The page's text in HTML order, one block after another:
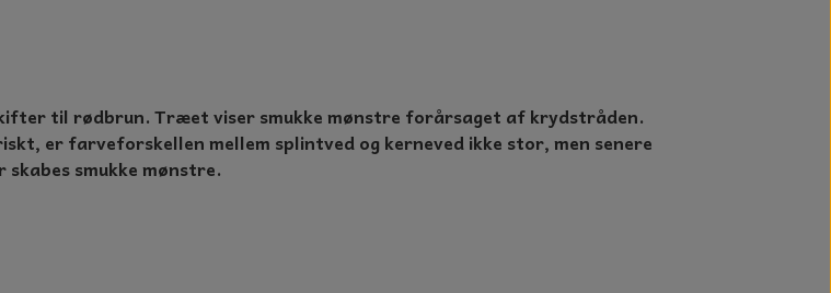
til rødbrun. Træet viser smukke mønstre forårsaget af krydstråden.
er farveforskellen mellem splintved og kerneved ikke stor, men senere
smukke mønstre.